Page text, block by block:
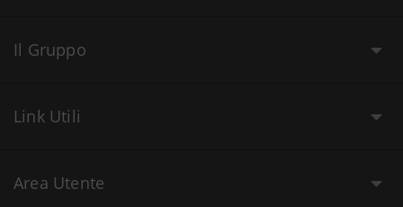
Il Gruppo
Link Utili
Area Utente